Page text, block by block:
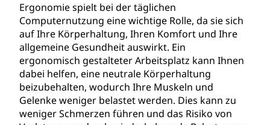
Ergonomie spielt bei der täglichen
Computernutzung eine wichtige Rolle, da sie sich
auf Ihre Körperhaltung, Ihren Komfort und Ihre
allgemeine Gesundheit auswirkt. Ein
ergonomisch gestalteter Arbeitsplatz kann Ihnen
dabei helfen, eine neutrale Körperhaltung
beizubehalten, wodurch Ihre Muskeln und
Gelenke weniger belastet werden. Dies kann zu
weniger Schmerzen führen und das Risiko von